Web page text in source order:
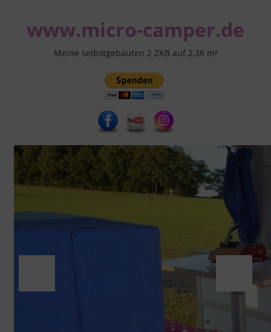
springenwww.micro-camper.de
Meine selbstgebauten 2 ZKB auf 2,38 m²